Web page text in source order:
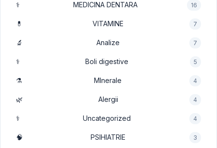
⚕️ MEDICINA DENTARA 16
💊 VITAMINE 7
🔬 Analize 7
⚕️ Boli digestive 5
⚗️ MInerale 4
🌿 Alergii 4
⚕️ Uncategorized 4
🧠 PSIHIATRIE 3